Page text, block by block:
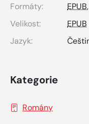
Formáty:
EPUB,
Velikost:
EPUB
Jazyk:
Kategorie
Romány